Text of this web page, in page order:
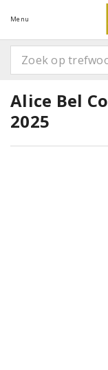
Menu
Alice Bel
2025